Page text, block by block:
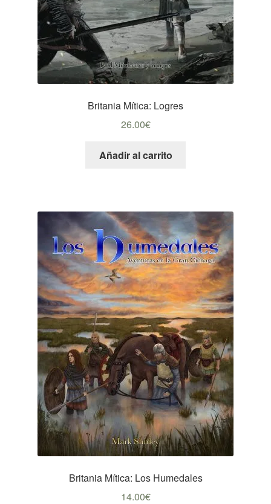
Britania Mítica: Logres
26.00€
Añadir al carrito
Britania Mítica: Los Humedales
14.00€